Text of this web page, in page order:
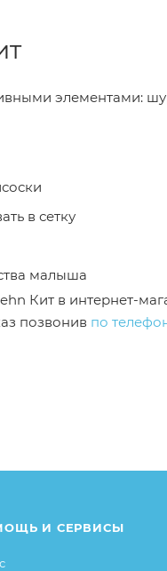
элементами:
в сетку
малыша
Кит в интернет-
позвонив по
И СЕРВИСЫ